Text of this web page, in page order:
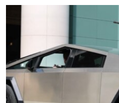
Вернутся
поиску
МИГРАНТ МЕДИА